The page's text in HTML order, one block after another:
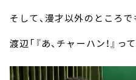
そして、漫才以外のところで
渡辺「『あ、チャーハン！』っ